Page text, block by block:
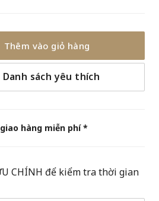
Thêm vào giỏ hàng
sách yêu thích
hàng miễn phí *
CHÍNH để kiểm tra thời gian